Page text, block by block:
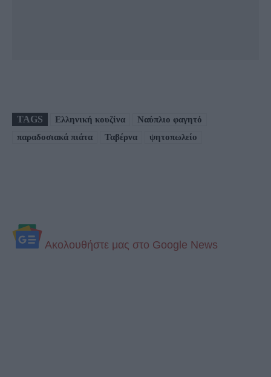
TAGS Ελληνική κουζίνα
Ναύπλιο φαγητό
παραδοσιακά πιάτα
Ταβέρνα ψητοπωλείο
Aκολουθήστε μας στo Google News